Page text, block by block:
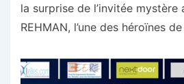
la surprise de l’invitée mystère
REHMAN, l’une des héroïnes